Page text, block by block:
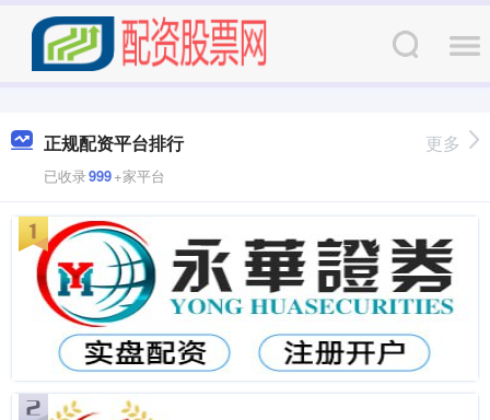
正规配资平台排行
已收录999+家平台
更多